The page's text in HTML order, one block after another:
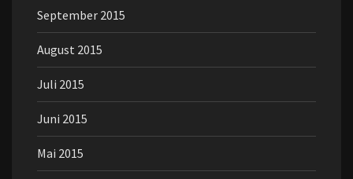
September 2015
August 2015
Juli 2015
Juni 2015
Mai 2015